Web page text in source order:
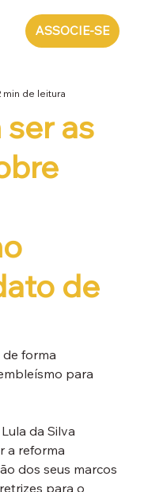
ASSOCIE-SE
as
de
min de leitura
de forma
para
da Silva
a reforma
dos seus marcos
para o